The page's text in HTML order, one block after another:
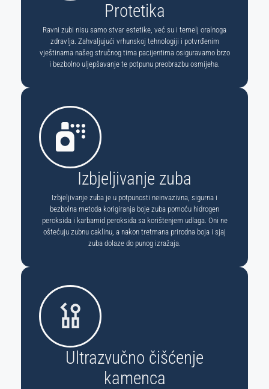
Protetika
Ravni zubi nisu samo stvar estetike, već su i temelj oralnoga
zdravlja. Zahvaljujući vrhunskoj tehnologiji i potvrđenim
vještinama našeg stručnog tima pacijentima osiguravamo brzo
i bezbolno uljepšavanje te potpunu preobrazbu osmijeha.
Izbjeljivanje zuba
Izbjeljivanje zuba je u potpunosti neinvazivna, sigurna i
bezbolna metoda korigiranja boje zuba pomoću hidrogen
peroksida i karbamid peroksida sa korištenjem udlaga. Oni ne
oštećuju zubnu caklinu, a nakon tretmana prirodna boja i sjaj
zuba dolaze do punog izražaja.
Ultrazvučno čišćenje
kamenca